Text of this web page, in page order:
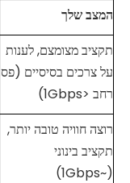
המצב שלך
תקציב מצומצם, לענות
על צרכים בסיסיים (פס
רחב <1Gbps)
רוצה חוויה טובה יותר,
תקציב בינוני
(~1Gbps)